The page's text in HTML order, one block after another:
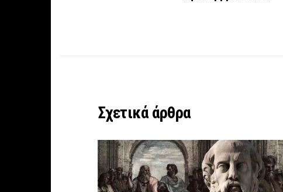
Σχετικά άρθρα